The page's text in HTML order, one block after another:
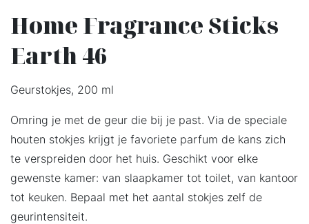
Home Fragrance Sticks
Earth 46
Geurstokjes, 200 ml
Omring je met de geur die bij je past. Via de speciale
houten stokjes krijgt je favoriete parfum de kans zich
te verspreiden door het huis. Geschikt voor elke
gewenste kamer: van slaapkamer tot toilet, van kantoor
tot keuken. Bepaal met het aantal stokjes zelf de
geurintensiteit.